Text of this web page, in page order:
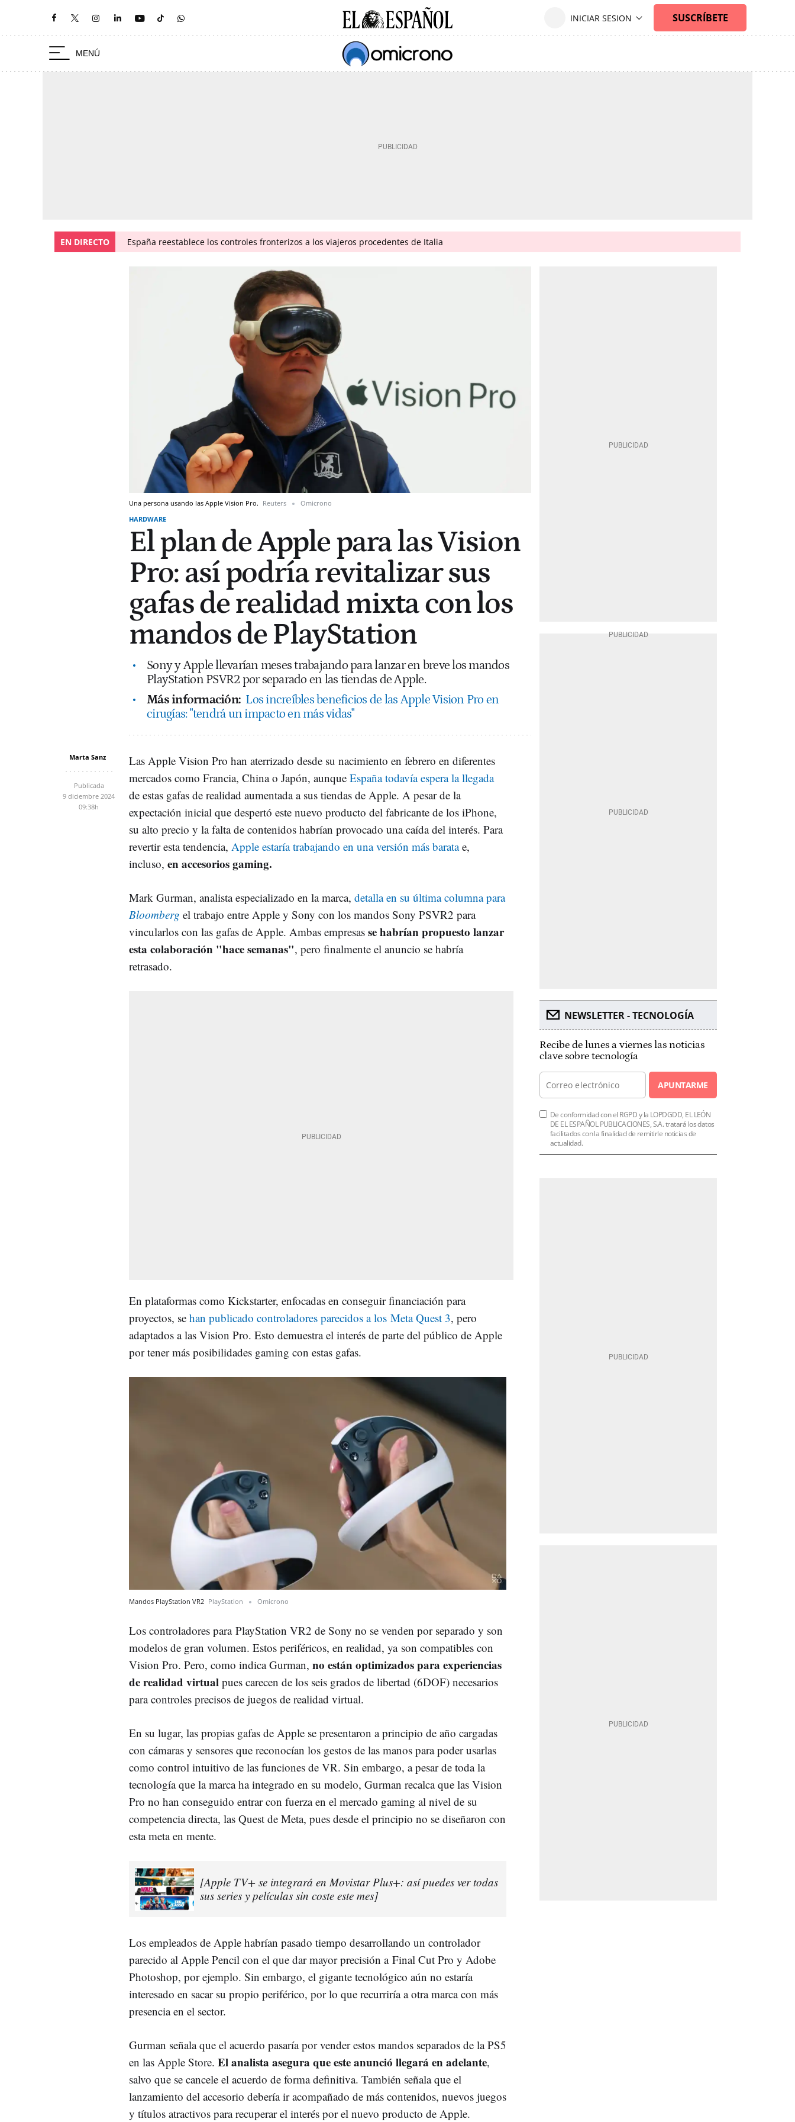
EN DIRECTO España reestablece los controles fronterizos a los viajeros procedentes de Italia
Una persona usando las Apple Vision Pro. Reuters
Omicrono
HARDWARE
El plan de Apple para las Vision
Pro: así podría revitalizar sus
gafas de realidad mixta con los
mandos de PlayStation
Sony y Apple llevarían meses trabajando para lanzar en breve los mandos
PlayStation PSVR2 por separado en las tiendas de Apple.
Más información: Los increíbles beneficios de las Apple Vision Pro en
cirugías: "tendrá un impacto en más vidas"
Marta Sanz
Publicada
9 diciembre 2024
09:38h
Las Apple Vision Pro han aterrizado desde su nacimiento en febrero en diferentes
mercados como Francia, China o Japón, aunque España todavía espera la llegada
de estas gafas de realidad aumentada a sus tiendas de Apple. A pesar de la
expectación inicial que despertó este nuevo producto del fabricante de los iPhone,
su alto precio y la falta de contenidos habrían provocado una caída del interés. Para
revertir esta tendencia, Apple estaría trabajando en una versión más baratae,
incluso, en accesorios gaming.
Mark Gurman, analista especializado en la marca, detalla en su última columna para
Bloomberg el trabajo entre Apple y Sony con los mandos Sony PSVR2 para
vincularlos con las gafas de Apple. Ambas empresas se habrían propuesto lanzar
esta colaboración "hace semanas", pero finalmente el anuncio se habría
retrasado.
En plataformas como Kickstarter, enfocadas en conseguir financiación para
proyectos, se han publicado controladores parecidos a los Meta Quest 3, pero
adaptados a las Vision Pro. Esto demuestra el interés de parte del público de Apple
por tener más posibilidades gaming con estas gafas.
Mandos PlayStation VR2 PlayStation Omicrono
Los controladores para PlayStation VR2 de Sony no se venden por separado y son
modelos de gran volumen. Estos periféricos, en realidad, ya son compatibles con
Vision Pro. Pero, como indica Gurman, no están optimizados para experiencias
de realidad virtual pues carecen de los seis grados de libertad (6DOF) necesarios
para controles precisos de juegos de realidad virtual.
En su lugar, las propias gafas de Apple se presentaron a principio de año cargadas
con cámaras y sensores que reconocían los gestos de las manos para poder usarlas
como control intuitivo de las funciones de VR. Sin embargo, a pesar de toda la
tecnología que la marca ha integrado en su modelo, Gurman recalca que las Vision
Pro no han conseguido entrar con fuerza en el mercado gaming al nivel de su
competencia directa, las Quest de Meta, pues desde el principio no se diseñaron con
esta meta en mente.
[Apple TV+ se integrará en Movistar Plus+: así puedes ver todas
sus series y películas sin coste este mes]
Los empleados de Apple habrían pasado tiempo desarrollando un controlador
parecido al Apple Pencil con el que dar mayor precisión a Final Cut Pro y Adobe
Photoshop, por ejemplo. Sin embargo, el gigante tecnológico aún no estaría
interesado en sacar su propio periférico, por lo que recurriría a otra marca con más
presencia en el sector.
Gurman señala que el acuerdo pasaría por vender estos mandos separados de la PS5
en las Apple Store. El analista asegura que este anunció llegará en adelante,
salvo que se cancele el acuerdo de forma definitiva. También señala que el
lanzamiento del accesorio debería ir acompañado de más contenidos, nuevos juegos
y títulos atractivos para recuperar el interés por el nuevo producto de Apple.
NEWSLETTER - TECNOLOGÍA
Recibe de lunes a viernes las noticias
clave sobre tecnología
APUNTARME
De conformidad con el RGPD y la LOPDGDD, EL LEÓN
DE EL ESPAÑOL PUBLICACIONES, S.A. tratará los datos
facilitados con la finalidad de remitirle noticias de
actualidad.